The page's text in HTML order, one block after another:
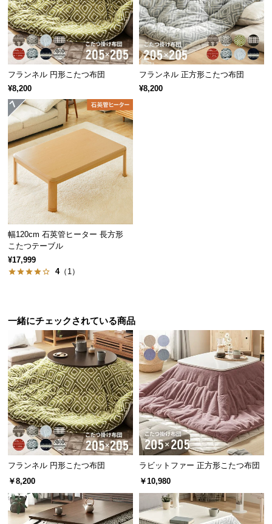
い
て
保
証
に
つ
い
て
会
員
規
約
に
つ
い
て
ポ
ー
ト
お
せ
ブ
ロ
フランネル 円形こたつ布団
¥8,200
フランネル 正方形こたつ布団
¥8,200
幅120cm 石英管ヒーター 長方形
こたつテーブル
¥17,999
4（1）
一緒にチェックされている商品
フランネル 円形こたつ布団
￥8,200
ラビットファー 正方形こたつ布団
￥10,980